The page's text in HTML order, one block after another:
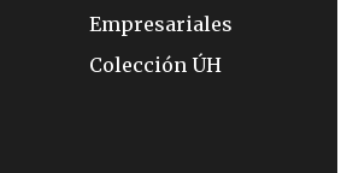
Empresariales
Colección ÚH